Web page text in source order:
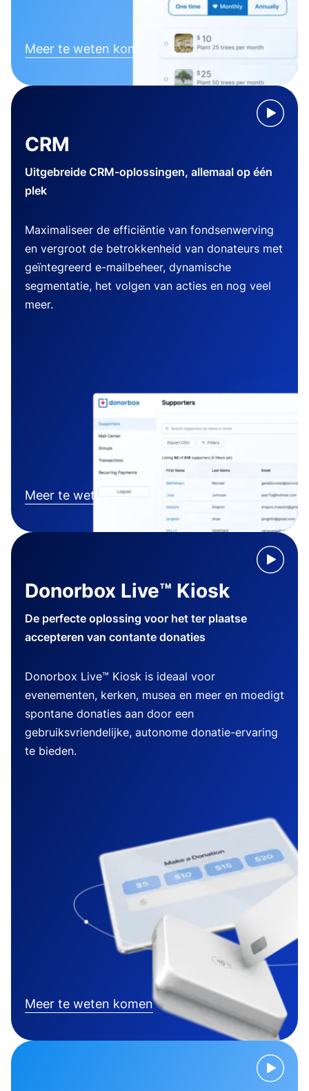
Meer te weten komen
CRM
Uitgebreide CRM-oplossingen, allemaal op één
plek
Maximaliseer de efficiëntie van fondsenwerving
en vergroot de betrokkenheid van donateurs met
geïntegreerd e-mailbeheer, dynamische
segmentatie, het volgen van acties en nog veel
meer.
Meer te weten komen
Donorbox Live™ Kiosk
De perfecte oplossing voor het ter plaatse
accepteren van contante donaties
Donorbox Live™ Kiosk is ideaal voor
evenementen, kerken, musea en meer en moedigt
spontane donaties aan door een
gebruiksvriendelijke, autonome donatie-ervaring
te bieden.
Meer te weten komen